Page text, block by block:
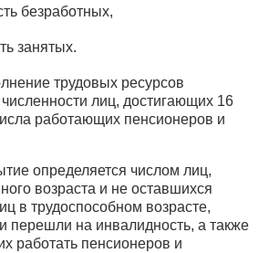
безработных,
занятых.
трудовых ресурсов
численности лиц, достигающих 16
работающих пенсионеров и
определяется числом лиц,
возраста и не оставшихся
в трудоспособном возрасте,
перешли на инвалидность, а также
работать пенсионеров и